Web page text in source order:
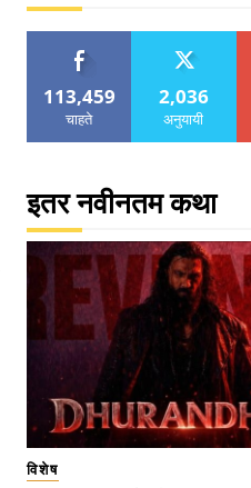
113,459
चाहते
2,036
अनुयायी
इतर नवीनतम कथा
विशेष